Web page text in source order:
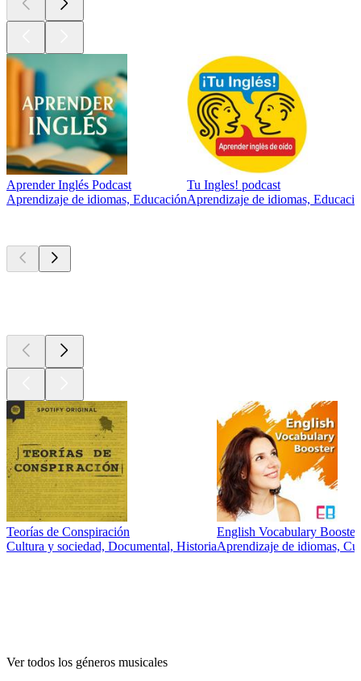
Aprender Inglés Podcast
Aprendizaje de idiomas, Educación
Tu Ingles! podcast
Aprendizaje de idiomas,
Teorías de Conspiración
Cultura y sociedad, Documental, Historia
English Vocabulary Booster
Aprendizaje de idiomas,
Ver todos los géneros musicales